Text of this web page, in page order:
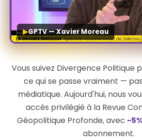
▶GPTV — Xavier Moreau
Vous suivez Divergence Politique
ce qui se passe vraiment —
médiatique. Aujourd'hui, nous
accès privilégié à la Revue
Géopolitique Profonde, avec -
abonnement.